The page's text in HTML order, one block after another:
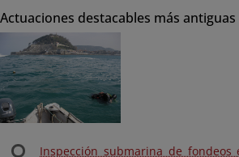
Actuaciones destacables más antiguas
Inspección submarina de